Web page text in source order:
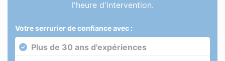
l'heure d'intervention.
Votre serrurier de confiance avec :
Plus de 30 ans d'expériences